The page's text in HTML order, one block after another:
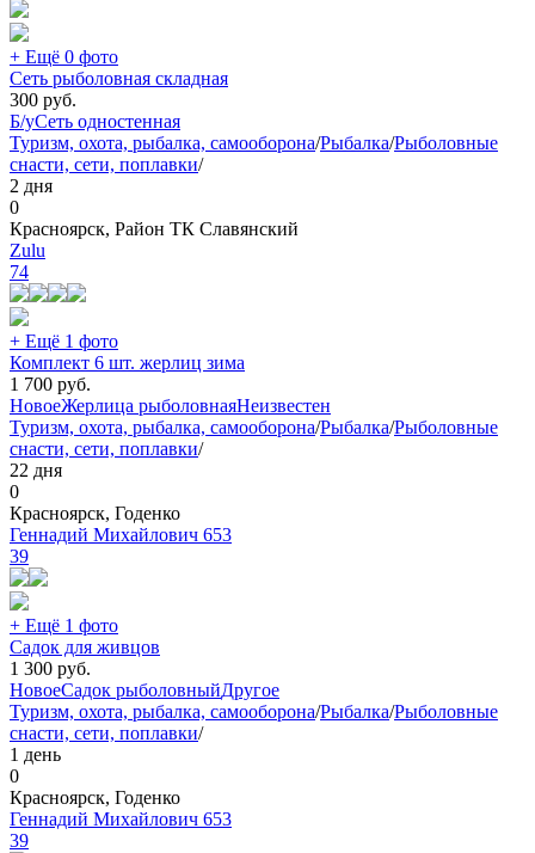
+ Ещё 0 фото
Сеть рыболовная складная
300 руб.
Б/уСеть одностенная
Туризм, охота, рыбалка, самооборона/Рыбалка/Рыболовные
снасти, сети, поплавки/
2 дня
0
Красноярск, Район ТК Славянский
Zulu
74
+ Ещё 1 фото
Комплект 6 шт. жерлиц зима
1 700 руб.
НовоеЖерлица рыболовнаяНеизвестен
Туризм, охота, рыбалка, самооборона/Рыбалка/Рыболовные
снасти, сети, поплавки/
22 дня
0
Красноярск, Годенко
Геннадий Михайлович 653
39
+ Ещё 1 фото
Садок для живцов
1 300 руб.
НовоеСадок рыболовныйДругое
Туризм, охота, рыбалка, самооборона/Рыбалка/Рыболовные
снасти, сети, поплавки/
1 день
0
Красноярск, Годенко
Геннадий Михайлович 653
39